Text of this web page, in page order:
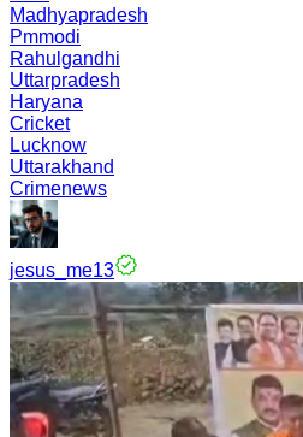
Madhyapradesh
Pmmodi
Rahulgandhi
Uttarpradesh
Haryana
Cricket
Lucknow
Uttarakhand
Crimenews
jesus_me13